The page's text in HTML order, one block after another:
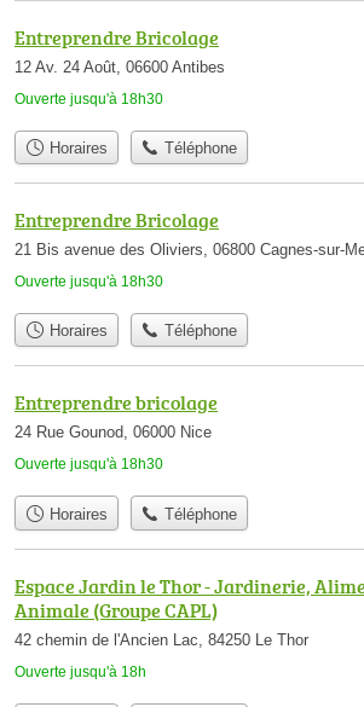
Entreprendre Bricolage
12 Av. 24 Août, 06600 Antibes
Ouverte jusqu'à 18h30
Horaires Téléphone
Entreprendre Bricolage
21 Bis avenue des Oliviers, 06800 Cagnes-sur-
Ouverte jusqu'à 18h30
Horaires Téléphone
Entreprendre bricolage
24 Rue Gounod, 06000 Nice
Ouverte jusqu'à 18h30
Horaires Téléphone
Espace Jardin le Thor - Jardinerie,
Animale (Groupe CAPL)
42 chemin de l'Ancien Lac, 84250 Le Thor
Ouverte jusqu'à 18h